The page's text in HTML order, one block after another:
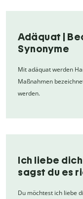
Adäquat |
Synonyme
Mit adäquat werden
Maßnahmen
werden.
Ich liebe
sagst du es
Du möchtest ich liebe